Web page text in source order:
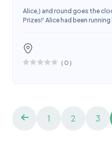
Alice,) and round goes the
Prizes!' Alice had been running
( 0 )
1 2 3